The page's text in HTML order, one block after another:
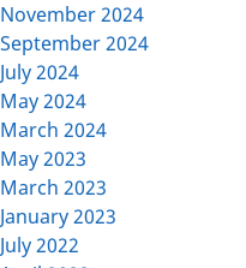
November 2024
September 2024
July 2024
May 2024
March 2024
May 2023
March 2023
January 2023
July 2022